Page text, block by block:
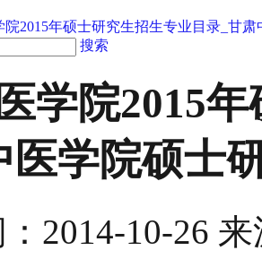
院2015年硕士研究生招生专业目录_甘
搜索
学院2015
医学院硕士
2014-10-26 来